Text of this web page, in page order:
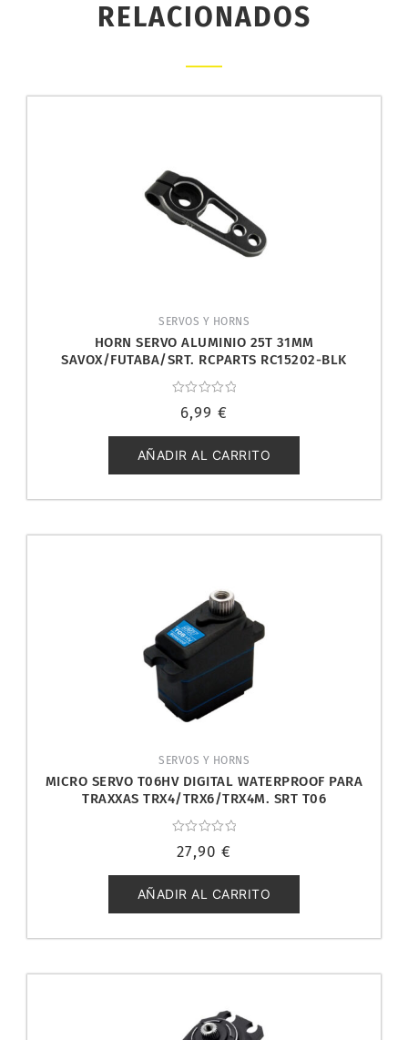
RELACIONADOS
SERVOS Y HORNS
HORN SERVO ALUMINIO 25T 31MM
SAVOX/FUTABA/SRT. RCPARTS RC15202-BLK
con
de
5
6,99 €
AÑADIR AL CARRITO
SERVOS Y HORNS
MICRO SERVO T06HV DIGITAL WATERPROOF PARA
TRAXXAS TRX4/TRX6/TRX4M. SRT T06
con
de
5
27,90 €
AÑADIR AL CARRITO